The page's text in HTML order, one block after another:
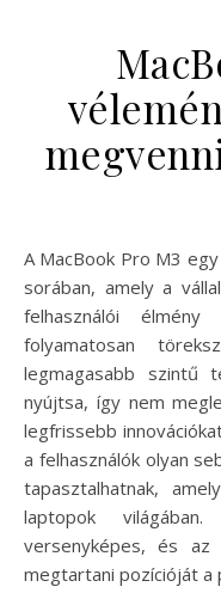
A MacBook Pro M3 egy újabb mérföldkő az Apple laptopok
sorában, amely a
felhasználói
folyamatosan
legmagasabb szintű
nyújtsa, így nem
legfrissebb
a felhasználók olyan
tapasztalhatnak,
laptopok
versenyképes, és
megtartani pozícióját a